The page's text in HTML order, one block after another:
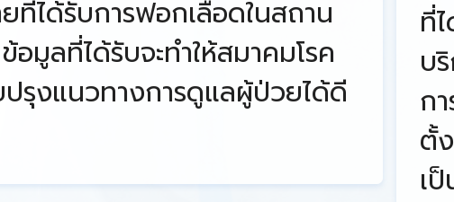
ยที่ได้รับการฟอกเลือดในสถาน
มูลที่ได้รับจะทำให้สมาคมโรค
รุงแนวทางการดูแลผู้ป่วยได้ดี
ที่
บ
ก
ตั้
เ